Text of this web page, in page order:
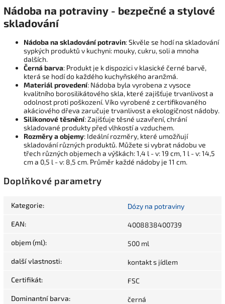
Nádoba na potraviny - bezpečné a stylové
skladování
Nádoba na skladování potravin: Skvěle se hodí na skladování
sypkých produktů v kuchyni: mouky, cukru, soli a mnoha
dalších.
Černá barva: Produkt je k dispozici v klasické černé barvě,
která se hodí do každého kuchyňského aranžmá.
Materiál provedení: Nádoba byla vyrobena z vysoce
kvalitního borosilikátového skla, které zajišťuje trvanlivost a
odolnost proti poškození. Víko vyrobené z certifikovaného
akáciového dřeva zaručuje trvanlivost a ekologičnost nádoby.
Silikonové těsnění: Zajišťuje těsné uzavření, chrání
skladované produkty před vlhkostí a vzduchem.
Rozměry a objemy: Ideální rozměry, které umožňují
skladování různých produktů. Můžete si vybrat nádobu ve
třech různých objemech a výškách: 1,4 l - v: 19 cm, 1 l - v: 14,5
cm a 0,5 l - v: 8,5 cm. Průměr každé nádoby je 11 cm.
Doplňkové parametry
Kategorie: Dózy na potraviny
EAN: 4008838400739
objem (ml): 500 ml
další vlastnosti: kontakt s jídlem
Certifikát: FSC
Dominantní barva: černá